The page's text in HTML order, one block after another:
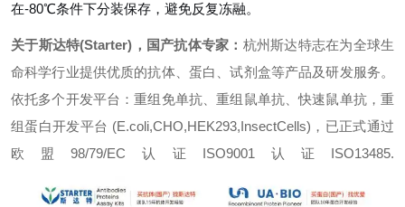
在-80℃条件下分装保存，避免反复冻融。
关于斯达特(Starter)，国产抗体专家： 杭州斯达特志在为全球生
命科学行业提供优质的抗体、蛋白、试剂盒等产品及研发服务。
依托多个开发平台：重组免单抗、重组鼠单抗、快速鼠单抗，重
组蛋白开发平台 (E.coli,CHO,HEK293,InsectCells)，已正式通过
欧盟98/79/EC认证ISO9001认证ISO13485.